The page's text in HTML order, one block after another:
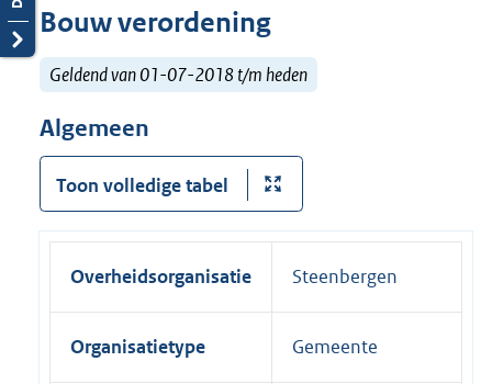
Bouw verordening
Geldend van 01-07-2018 t/m heden
Algemeen
Toon volledige tabel
Overheidsorganisatie Steenbergen
Organisatietype Gemeente